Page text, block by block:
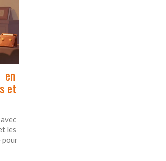
en
et
les
pour